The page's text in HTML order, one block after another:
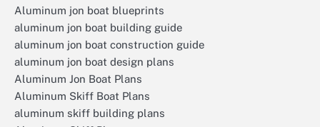
Aluminum jon boat blueprints
aluminum jon boat building guide
aluminum jon boat construction guide
aluminum jon boat design plans
Aluminum Jon Boat Plans
Aluminum Skiff Boat Plans
aluminum skiff building plans